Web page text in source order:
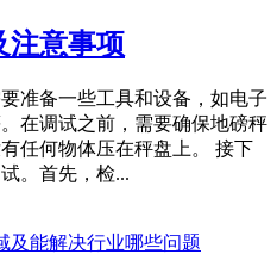
注意事项
准备一些工具和设备，如电子
在调试之前，需要确保地磅秤
任何物体压在秤盘上。 接下
。首先，检...